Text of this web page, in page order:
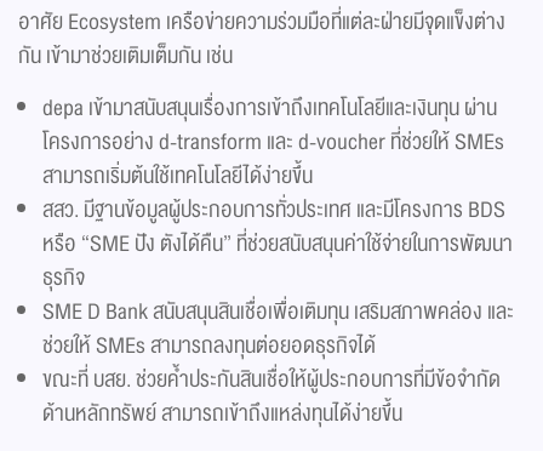
อาศัย Ecosystem เครือข่ายความร่วมมือที่แต่ละฝ่ายมีจุดแข็งต่าง
กัน เข้ามาช่วยเติมเต็มกัน เช่น
depa เข้ามาสนับสนุนเรื่องการเข้าถึงเทคโนโลยีและเงินทุน ผ่าน
โครงการอย่าง d-transform และ d-voucher ที่ช่วยให้ SMEs
สามารถเริ่มต้นใช้เทคโนโลยีได้ง่ายขึ้น
สสว. มีฐานข้อมูลผู้ประกอบการทั่วประเทศ และมีโครงการ BDS
หรือ “SME ปัง ตังได้คืน” ที่ช่วยสนับสนุนค่าใช้จ่ายในการพัฒนา
ธุรกิจ
SME D Bank สนับสนุนสินเชื่อเพื่อเติมทุน เสริมสภาพคล่อง และ
ช่วยให้ SMEs สามารถลงทุนต่อยอดธุรกิจได้
ขณะที่ บสย. ช่วยค้ำประกันสินเชื่อให้ผู้ประกอบการที่มีข้อจำกัด
ด้านหลักทรัพย์ สามารถเข้าถึงแหล่งทุนได้ง่ายขึ้น